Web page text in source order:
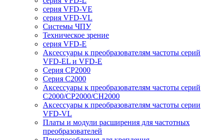
серия VFD-VE
серия VFD-VL
Системы ЧПУ
Техническое зрение
серия VFD-E
Аксессуары к преобразователям частоты серий
VFD-EL и VFD-E
Серия CP2000
Серия C2000
Аксессуары к преобразователям частоты серий
С2000/CP2000/CH2000
Аксессуары к преобразователям частоты серии
VFD-VL
Платы и модули расширения для частотных
преобразователей